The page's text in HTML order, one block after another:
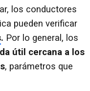
los conductores
pueden verificar
. Por lo general, los
útil cercana a los
, parámetros que